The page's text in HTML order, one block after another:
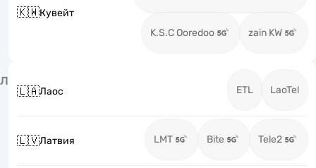
🇰🇼Кувейт
K.S.C Ooredoo zain KW
Л
🇱🇦Лаос ETL LaoTel
🇱🇻Латвия LMT Bite Tele2